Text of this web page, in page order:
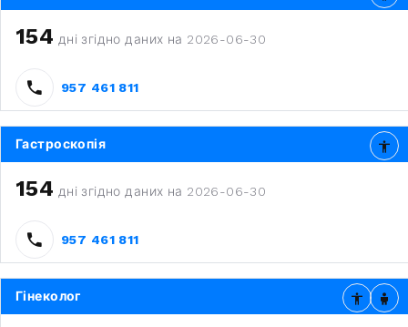
154 дні згідно даних на 2026-06-30
957 461 811
Гастроскопія
154 дні згідно даних на 2026-06-30
957 461 811
Гінеколог